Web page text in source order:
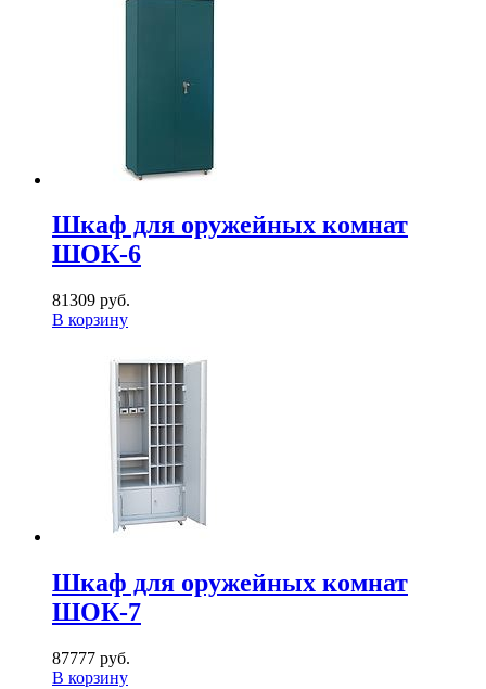
Шкаф для оружейных комнат
ШОК-6
81309 руб.
В корзину
Шкаф для оружейных комнат
ШОК-7
87777 руб.
В корзину